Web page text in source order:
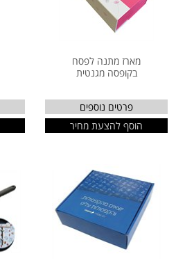
מארז מתנה לפסח
בקופסה מגנטית
פרטים נוספים
הוסף להצעת מחיר